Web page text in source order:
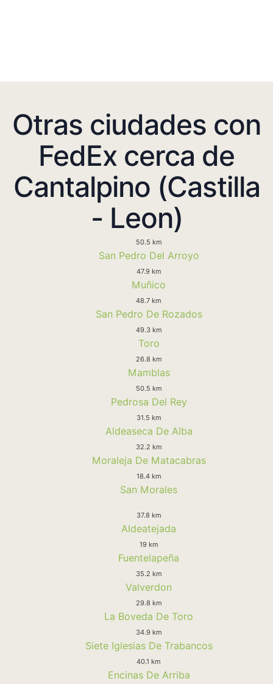
Otras ciudades con
FedEx cerca de
Cantalpino (Castilla
- Leon)
50.5 km
San Pedro Del Arroyo
47.9 km
Muñico
48.7 km
San Pedro De Rozados
49.3 km
Toro
26.8 km
Mamblas
50.5 km
Pedrosa Del Rey
31.5 km
Aldeaseca De Alba
32.2 km
Moraleja De Matacabras
18.4 km
San Morales
37.8 km
Aldeatejada
19 km
Fuentelapeña
35.2 km
Valverdon
29.8 km
La Boveda De Toro
34.9 km
Siete Iglesias De Trabancos
40.1 km
Encinas De Arriba